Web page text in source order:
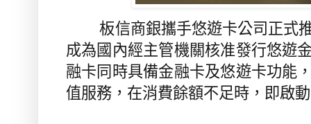
板信商銀攜手悠遊卡公司正式
成為國內經主管機關核准發行悠遊
融卡同時具備金融卡及悠遊卡功能
值服務，在消費餘額不足時，即啟